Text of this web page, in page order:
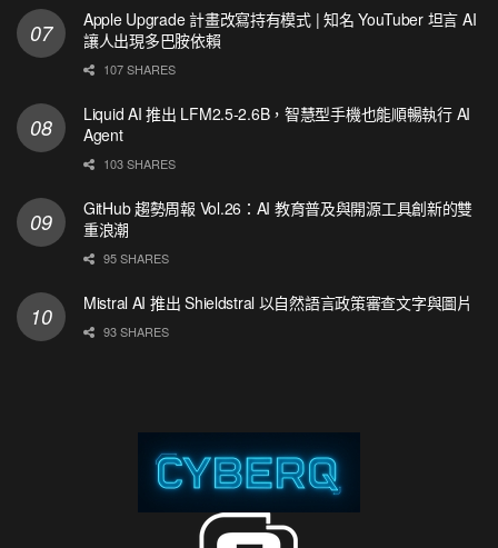
Apple Upgrade 計畫改寫持有模式 | 知名 YouTuber 坦言 AI
讓人出現多巴胺依賴
107 SHARES
Liquid AI 推出 LFM2.5-2.6B，智慧型手機也能順暢執行 AI
Agent
103 SHARES
GitHub 趨勢周報 Vol.26：AI 教育普及與開源工具創新的雙
重浪潮
95 SHARES
Mistral AI 推出 Shieldstral 以自然語言政策審查文字與圖片
93 SHARES